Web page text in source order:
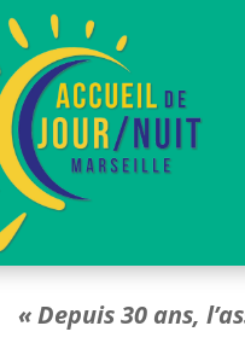
« Depuis 30 ans,